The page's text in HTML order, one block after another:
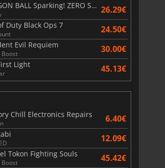
DRAGON BALL Sparking! ZERO Super Limit Breaking NEO 26.29€
Duty Black Ops 7 24.50€
Evil Requiem 30.00€
Light 45.13€
Chill Electronics Repairs
6.40€
12.09€
Tokon Fighting Souls 45.42€